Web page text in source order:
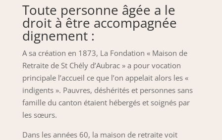
Toute personne âgée a le
droit à être accompagnée
dignement :
A sa création en 1873, La Fondation « Maison de
Retraite de St Chély d’Aubrac » a pour vocation
principale l’accueil ce que l’on appelait alors les «
indigents ». Pauvres, déshérités et personnes sans
famille du canton étaient hébergés et soignés par
les sœurs.
Dans les années 60, la maison de retraite voit